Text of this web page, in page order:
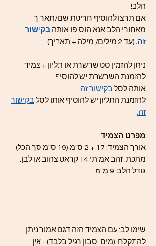
הלב!
אם תרצו להוסיף חריטת שם/תאריך
מאחורי הלב אנא הוסיפו אותה בקישור
זה. (עד 2 מילים/ מילה + תאריך)
ניתן להזמין סט שרשרת או תליון + צמיד
להזמנת השרשרת יש להוסיף
אותה לסל בקישור זה.
להזמנת התליון יש להוסיף אותו לסל בקישור
זה.
מפרט הצמיד
אורך הצמיד: 17 + 2 ס"מ (19 ס"מ סך הכל)
מתכת: זהב אמיתי 14 קראט צהוב או לבן.
גודל הלב: 9 מ"מ
שימו לב: עם הצמיד הזה דגם אמור ניתן
להתקלח! (מים וסבון רגיל בלבד) - אין